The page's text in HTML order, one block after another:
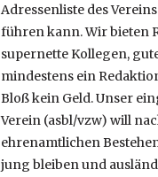
Adressenliste des
führen kann. Wir bieten
supernette Kollegen,
mindestens ein
Bloß kein Geld. Unser
Verein (asbl/vzw) will
ehrenamtlichen
jung bleiben und